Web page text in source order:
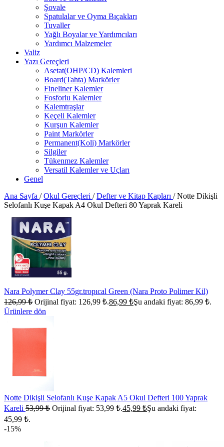
Şovale
Spatulalar ve Oyma Bıçakları
Tuvaller
Yağlı Boyalar ve Yardımcıları
Yardımcı Malzemeler
Valiz
Yazı Gereçleri
Asetat(OHP/CD) Kalemleri
Board(Tahta) Markörler
Fineliner Kalemler
Fosforlu Kalemler
Kalemtraşlar
Keçeli Kalemler
Kurşun Kalemler
Paint Markörler
Permanent(Koli) Markörler
Silgiler
Tükenmez Kalemler
Versatil Kalemler ve Uçları
Genel
Ana Sayfa / Okul Gereçleri / Defter ve Kitap Kapları / Notte Dikişli
Selofanlı Kuşe Kapak A4 Okul Defteri 80 Yaprak Kareli
Nara Polymer Clay 55gr.tropıcal Green (Nara Proto Polimer Kil)
126,99₺ Orijinal fiyat: 126,99 ₺.86,99 ₺Şu andaki fiyat: 86,99 ₺.
Ürünlere dön
Notte Dikişli Selofanlı Kuşe Kapak A5 Okul Defteri 100 Yaprak
Kareli 53,99₺ Orijinal fiyat: 53,99 ₺.45,99 ₺Şu andaki fiyat:
45,99 ₺.
-15%